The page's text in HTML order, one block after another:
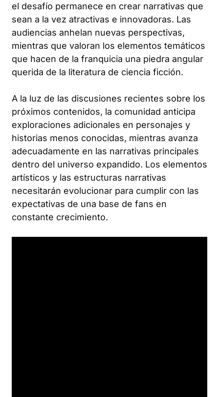
el desafío permanece en crear narrativas que
sean a la vez atractivas e innovadoras. Las
audiencias anhelan nuevas perspectivas,
mientras que valoran los elementos temáticos
que hacen de la franquicia una piedra angular
querida de la literatura de ciencia ficción.
A la luz de las discusiones recientes sobre los
próximos contenidos, la comunidad anticipa
exploraciones adicionales en personajes y
historias menos conocidas, mientras avanza
adecuadamente en las narrativas principales
dentro del universo expandido. Los elementos
artísticos y las estructuras narrativas
necesitarán evolucionar para cumplir con las
expectativas de una base de fans en
constante crecimiento.